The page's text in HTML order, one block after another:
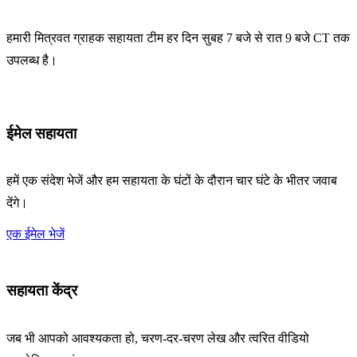
हमारी मित्रवत ग्राहक सहायता टीम हर दिन सुबह 7 बजे से रात 9 बजे CT तक
उपलब्ध है।
ईमेल सहायता
हमें एक संदेश भेजें और हम सहायता के घंटों के दौरान चार घंटे के भीतर जवाब
देंगे।
एक ईमेल भेजें
सहायता केंद्र
जब भी आपको आवश्यकता हो, चरण-दर-चरण लेख और त्वरित वीडियो